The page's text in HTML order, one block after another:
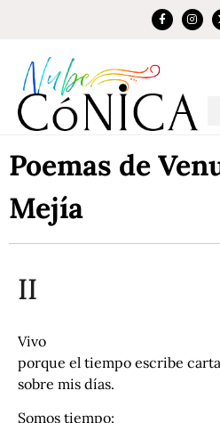
Poemas de
Mejía
II
Vivo
porque el tiempo escribe
sobre mis días.
Somos tiempo: